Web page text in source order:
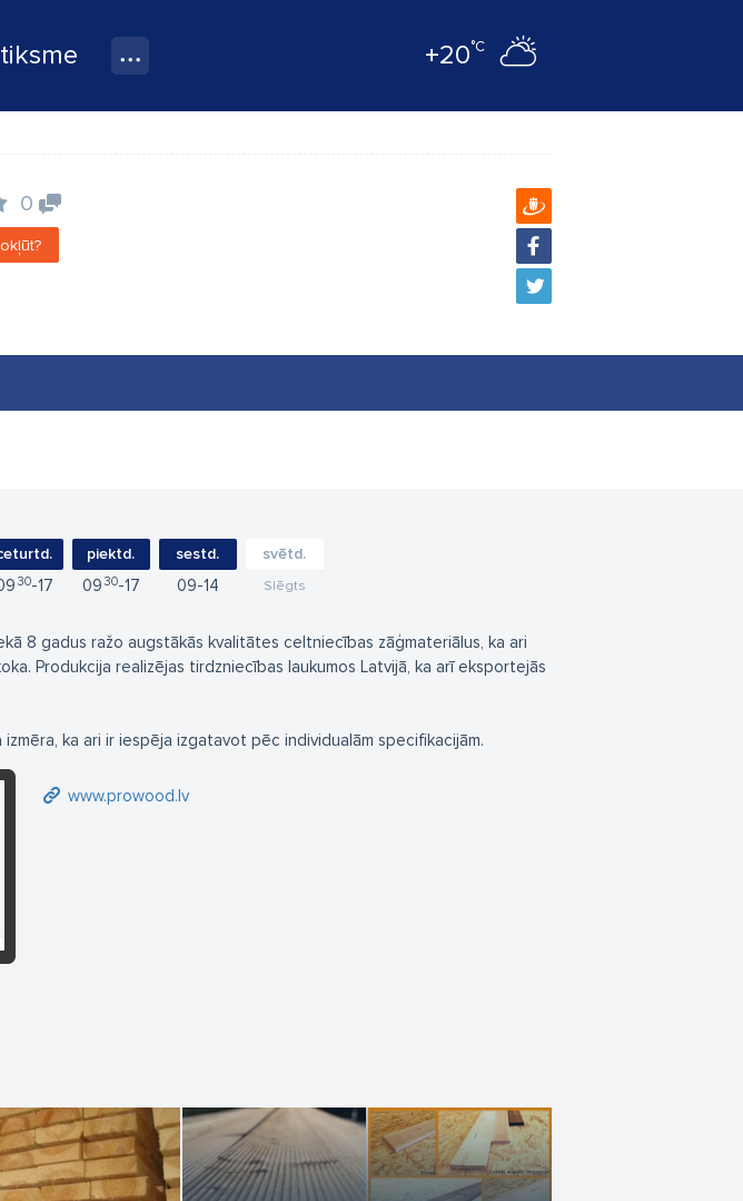
+20°C
0
30 17
piektd.
09 30 17
sestd.
09 14
svētd.
Slēgts
8 gadus ražo augstākās kvalitātes celtniecības zāģmateriālus, ka ari
Produkcija realizējas tirdzniecības laukumos Latvijā, ka arī eksportejās
ka ari ir iespēja izgatavot pēc individualām specifikacijām.
www.prowood.lv